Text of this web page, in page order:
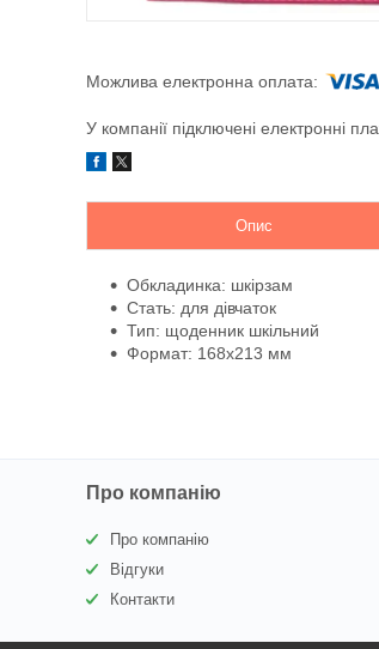
У компанії підключені електронні
Опис
Обкладинка: шкірзам
Стать: для дівчаток
Тип: щоденник шкільний
Формат: 168x213 мм
Про компанію
Про компанію
Відгуки
Контакти